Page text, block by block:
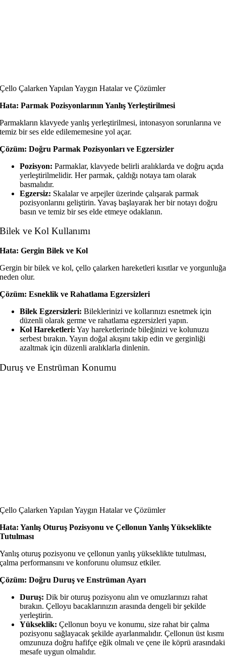
Çello Çalarken Yapılan Yaygın Hatalar ve Çözümler
Hata: Parmak Pozisyonlarının Yanlış Yerleştirilmesi
Parmakların klavyede yanlış yerleştirilmesi, intonasyon sorunlarına ve
temiz bir ses elde edilememesine yol açar.
Çözüm: Doğru Parmak Pozisyonları ve Egzersizler
Pozisyon: Parmaklar, klavyede belirli aralıklarda ve doğru açıda
yerleştirilmelidir. Her parmak, çaldığı notaya tam olarak
basmalıdır.
Egzersiz: Skalalar ve arpejler üzerinde çalışarak parmak
pozisyonlarını geliştirin. Yavaş başlayarak her bir notayı doğru
basın ve temiz bir ses elde etmeye odaklanın.
Bilek ve Kol Kullanımı
Hata: Gergin Bilek ve Kol
Gergin bir bilek ve kol, çello çalarken hareketleri kısıtlar ve yorgunluğa
neden olur.
Çözüm: Esneklik ve Rahatlama Egzersizleri
Bilek Egzersizleri: Bileklerinizi ve kollarınızı esnetmek için
düzenli olarak germe ve rahatlama egzersizleri yapın.
Kol Hareketleri: Yay hareketlerinde bileğinizi ve kolunuzu
serbest bırakın. Yayın doğal akışını takip edin ve gerginliği
azaltmak için düzenli aralıklarla dinlenin.
Duruş ve Enstrüman Konumu
Çello Çalarken Yapılan Yaygın Hatalar ve Çözümler
Hata: Yanlış Oturuş Pozisyonu ve Çellonun Yanlış Yükseklikte
Tutulması
Yanlış oturuş pozisyonu ve çellonun yanlış yükseklikte tutulması,
çalma performansını ve konforunu olumsuz etkiler.
Çözüm: Doğru Duruş ve Enstrüman Ayarı
Duruş: Dik bir oturuş pozisyonu alın ve omuzlarınızı rahat
bırakın. Çelloyu bacaklarınızın arasında dengeli bir şekilde
yerleştirin.
Yükseklik: Çellonun boyu ve konumu, size rahat bir çalma
pozisyonu sağlayacak şekilde ayarlanmalıdır. Çellonun üst kısmı
omzunuza doğru hafifçe eğik olmalı ve çene ile köprü arasındaki
mesafe uygun olmalıdır.